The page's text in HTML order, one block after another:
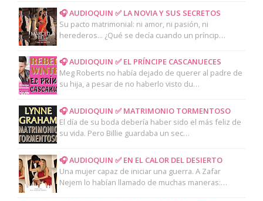
🎧 AUDIOQUIN ✅ LA NOVIA Y SUS SECRETOS
Su pacto matrimonial: ni amor, ni pasión, ni
herederos... ¿Qué se decía cuando un príncip…
🎧 AUDIOQUIN ✅ EL PRÍNCIPE CASCANUECES
Meg Roberts no había dejado de querer al padre de
su hija, a pesar de no haberlo visto du…
🎧 AUDIOQUIN ✅ MATRIMONIO TORMENTOSO
El día de su boda debería haber sido el más feliz de
su vida. Pero Billie guardaba un sec…
🎧 AUDIOQUIN ✅ EN EL CALOR DEL DESIERTO
Una mujer capaz de iniciar una guerra. A Zafar
Nejem lo habían llamado de muchas maneras:…